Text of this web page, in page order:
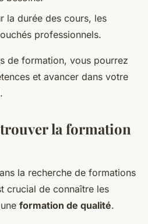
la durée des cours, les
professionnels.
de formation, vous pourrez
et avancer dans votre
la formation
la recherche de formations
crucial de connaître les
formation de qualité.